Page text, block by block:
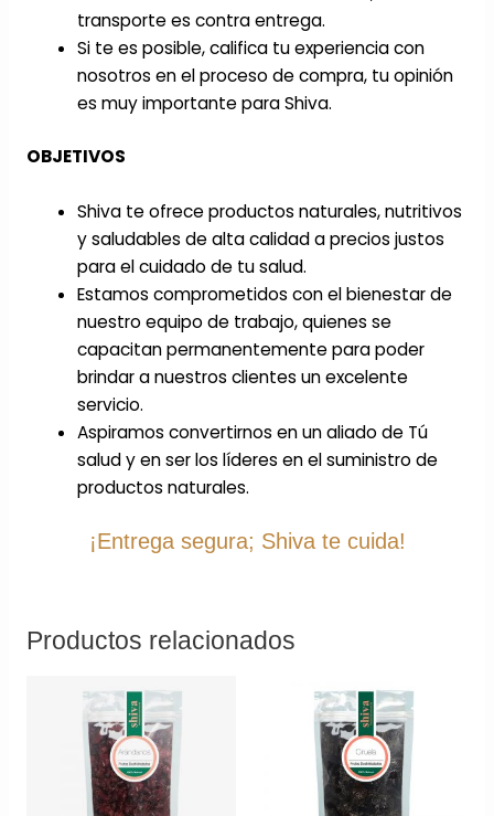
transporte es contra entrega.
Si te es posible, califica tu experiencia con
nosotros en el proceso de compra, tu opinión
es muy importante para Shiva.
OBJETIVOS
Shiva te ofrece productos naturales, nutritivos
y saludables de alta calidad a precios justos
para el cuidado de tu salud.
Estamos comprometidos con el bienestar de
nuestro equipo de trabajo, quienes se
capacitan permanentemente para poder
brindar a nuestros clientes un excelente
servicio.
Aspiramos convertirnos en un aliado de Tú
salud y en ser los líderes en el suministro de
productos naturales.
¡Entrega segura; Shiva te cuida!
Productos relacionados